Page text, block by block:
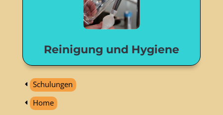
Reinigung und Hygiene
Schulungen
Home